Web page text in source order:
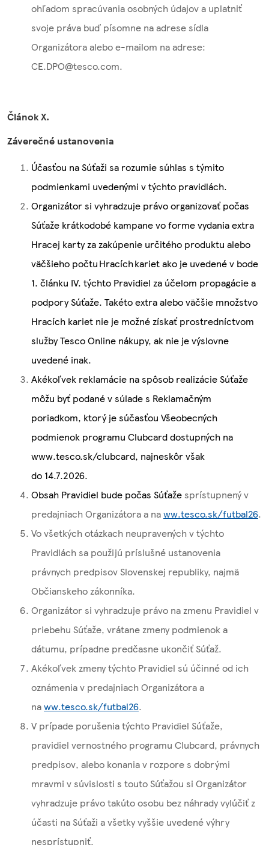
ohľadom spracúvania osobných údajov a uplatniť
svoje práva buď písomne na adrese sídla
Organizátora alebo e-mailom na adrese:
CE.DPO@tesco.com.
Článok X.
Záverečné ustanovenia
Účasťou na Súťaži sa rozumie súhlas s týmito
podmienkami uvedenými v týchto pravidlách.
Organizátor si vyhradzuje právo organizovať počas
Súťaže krátkodobé kampane vo forme vydania extra
Hracej karty za zakúpenie určitého produktu alebo
väčšieho počtu Hracích kariet ako je uvedené v bode
1. článku IV. týchto Pravidiel za účelom propagácie a
podpory Súťaže. Takéto extra alebo väčšie množstvo
Hracích kariet nie je možné získať prostredníctvom
služby Tesco Online nákupy, ak nie je výslovne
uvedené inak.
Akékoľvek reklamácie na spôsob realizácie Súťaže
môžu byť podané v súlade s Reklamačným
poriadkom, ktorý je súčasťou Všeobecných
podmienok programu Clubcard dostupných na
www.tesco.sk/clubcard, najneskôr však
do 14.7.2026.
Obsah Pravidiel bude počas Súťaže sprístupnený v
predajniach Organizátora a naww.tesco.sk/futbal26.
Vo všetkých otázkach neupravených v týchto
Pravidlách sa použijú príslušné ustanovenia
právnych predpisov Slovenskej republiky, najmä
Občianskeho zákonníka.
Organizátor si vyhradzuje právo na zmenu Pravidiel v
priebehu Súťaže, vrátane zmeny podmienok a
dátumu, prípadne predčasne ukončiť Súťaž.
Akékoľvek zmeny týchto Pravidiel sú účinné od ich
oznámenia v predajniach Organizátora a
naww.tesco.sk/futbal26.
V prípade porušenia týchto Pravidiel Súťaže,
pravidiel vernostného programu Clubcard, právnych
predpisov, alebo konania v rozpore s dobrými
mravmi v súvislosti s touto Súťažou si Organizátor
vyhradzuje právo takúto osobu bez náhrady vylúčiť z
účasti na Súťaži a všetky vyššie uvedené výhry
nesprístupniť.